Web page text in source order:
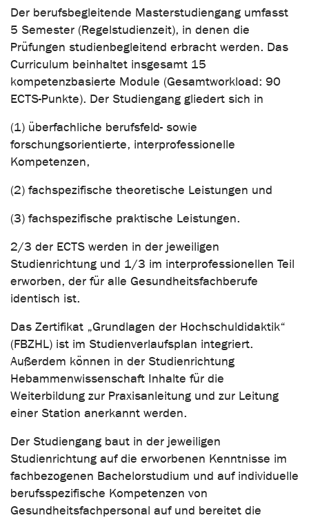
Der berufsbegleitende Masterstudiengang umfasst
5 Semester (Regelstudienzeit), in denen die
Prüfungen studienbegleitend erbracht werden. Das
Curriculum beinhaltet insgesamt 15
kompetenzbasierte Module (Gesamtworkload: 90
ECTS-Punkte). Der Studiengang gliedert sich in
(1) überfachliche berufsfeld- sowie
forschungsorientierte, interprofessionelle
Kompetenzen,
(2) fachspezifische theoretische Leistungen und
(3) fachspezifische praktische Leistungen.
2/3 der ECTS werden in der jeweiligen
Studienrichtung und 1/3 im interprofessionellen Teil
erworben, der für alle Gesundheitsfachberufe
identisch ist.
Das Zertifikat „Grundlagen der Hochschuldidaktik“
(FBZHL) ist im Studienverlaufsplan integriert.
Außerdem können in der Studienrichtung
Hebammenwissenschaft Inhalte für die
Weiterbildung zur Praxisanleitung und zur Leitung
einer Station anerkannt werden.
Der Studiengang baut in der jeweiligen
Studienrichtung auf die erworbenen Kenntnisse im
fachbezogenen Bachelorstudium und auf individuelle
berufsspezifische Kompetenzen von
Gesundheitsfachpersonal auf und bereitet die